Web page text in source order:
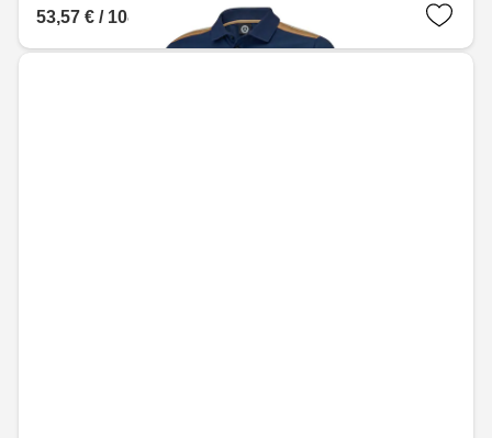
53,57 € / 104,77 лв.